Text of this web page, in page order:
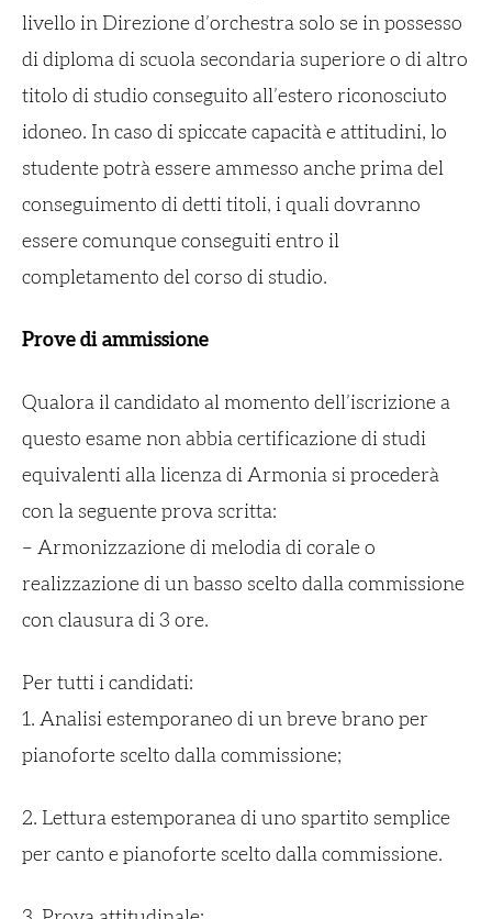
livello in Direzione d’orchestra solo se in possesso
di diploma di scuola secondaria superiore o di altro
titolo di studio conseguito all’estero riconosciuto
idoneo. In caso di spiccate capacità e attitudini, lo
studente potrà essere ammesso anche prima del
conseguimento di detti titoli, i quali dovranno
essere comunque conseguiti entro il
completamento del corso di studio.
Prove di ammissione
Qualora il candidato al momento dell’iscrizione a
questo esame non abbia certificazione di studi
equivalenti alla licenza di Armonia si procederà
con la seguente prova scritta:
– Armonizzazione di melodia di corale o
realizzazione di un basso scelto dalla commissione
con clausura di 3 ore.
Per tutti i candidati:
1. Analisi estemporaneo di un breve brano per
pianoforte scelto dalla commissione;
2. Lettura estemporanea di uno spartito semplice
per canto e pianoforte scelto dalla commissione.